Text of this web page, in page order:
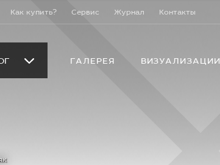
Как купить? Сервис Журнал Контакты
ГАЛЕРЕЯ ВИЗУАЛИЗАЦИИ